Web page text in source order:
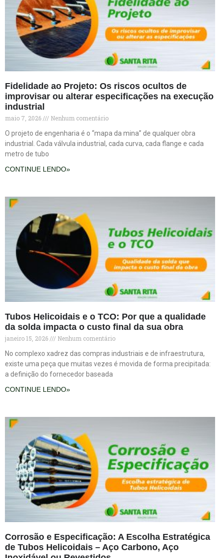
Fidelidade ao Projeto: Os riscos ocultos de
improvisar ou alterar especificações na execução
industrial
maio 7, 2026
Nenhum comentário
O projeto de engenharia é o “mapa da mina” de qualquer obra
industrial. Cada válvula industrial, cada curva, cada flange e cada
metro de tubo
CONTINUE LENDO»
Tubos Helicoidais e o TCO: Por que a qualidade
da solda impacta o custo final da sua obra
janeiro 15, 2026
Nenhum comentário
No complexo xadrez das compras industriais e de infraestrutura,
existe uma peça que muitas vezes é movida de forma precipitada:
a definição do fornecedor baseada
CONTINUE LENDO»
Corrosão e Especificação: A Escolha Estratégica
de Tubos Helicoidais – Aço Carbono, Aço